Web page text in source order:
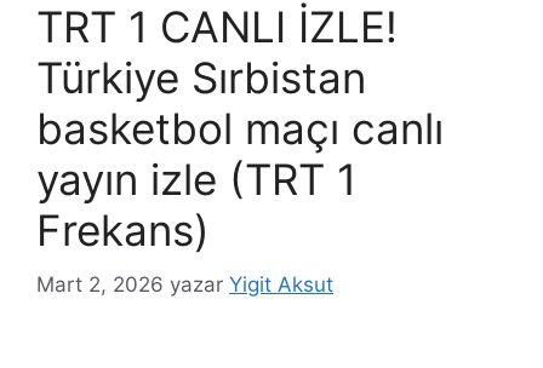
TRT 1 CANLI İZLE!
Türkiye Sırbistan
basketbol maçı canlı
yayın izle (TRT 1
Frekans)
Mart 2, 2026 yazar Yigit Aksut